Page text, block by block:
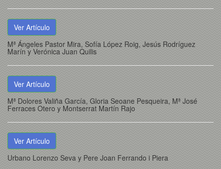
Ver Artículo
Mª Ángeles Pastor Mira, Sofía López Roig, Jesús Rodríguez
Marín y Verónica Juan Quilis
Ver Artículo
Mª Dolores Valiña García, Gloria Seoane Pesqueira, Mª José
Ferraces Otero y Montserrat Martín Rajo
Ver Artículo
Urbano Lorenzo Seva y Pere Joan Ferrando i Piera